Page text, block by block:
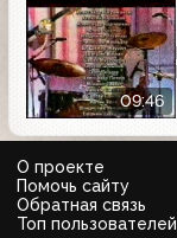
09:46
О проекте
Помочь сайту
Обратная связь
Топ пользователей